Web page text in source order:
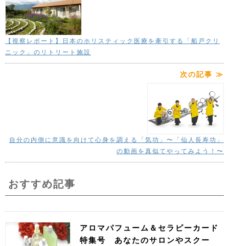
【視察レポート】日本のホリスティック医療を牽引する「船戸クリ
ニック」のリトリート施設
次の記事 ≫
自分の内側に意識を向けて心身を調える「気功」〜「仙人長寿功」
の動画を真似てやってみよう！〜
おすすめ記事
アロマパフューム＆セラピーカード
特集号 あなたのサロンやスクー